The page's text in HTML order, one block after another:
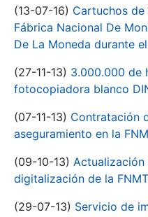
(13-07-16) Cartuchos
Fábrica Nacional De
De La Moneda durante
(27-11-13) 3.000.000 de
fotocopiadora blanco
(07-11-13) Contratación
aseguramiento en la
(09-10-13)
digitalización de la
(29-07-13) Servicio de